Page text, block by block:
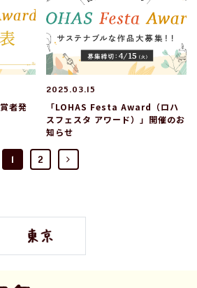
者発
2025.03.15
「LOHAS Festa Award（ロハ
スフェスタ アワード）」開催のお
知らせ
1 2